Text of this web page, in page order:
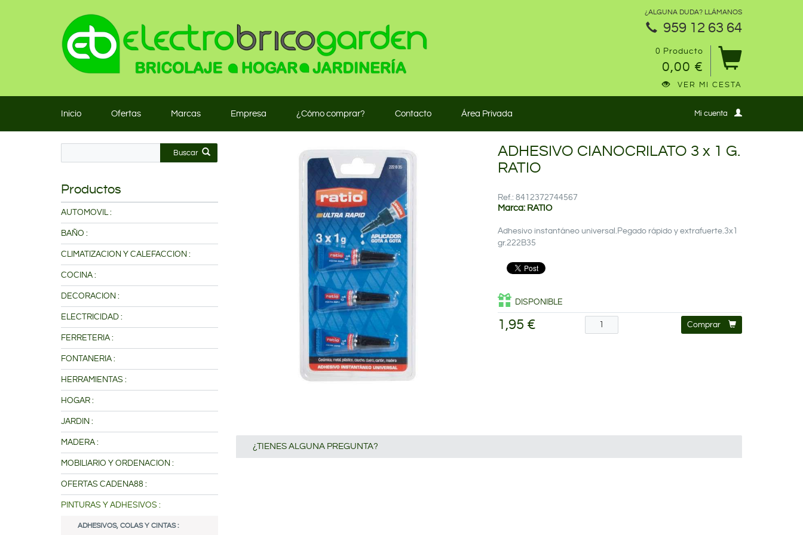
¿ALGUNA DUDA? LLÁMANOS
959 12 63 64
0 Producto
0,00 €
VER MI CESTA
Inicio Ofertas Marcas Empresa ¿Cómo comprar? Contacto Área Privada Mi cuenta
Buscar
Productos
AUTOMOVIL :
BAÑO :
CLIMATIZACION Y CALEFACCION :
COCINA :
DECORACION :
ELECTRICIDAD :
FERRETERIA :
FONTANERIA :
HERRAMIENTAS :
HOGAR :
JARDIN :
MADERA :
MOBILIARIO Y ORDENACION :
OFERTAS CADENA88 :
PINTURAS Y ADHESIVOS :
ADHESIVOS, COLAS Y CINTAS :
ADHESIVO CIANOCRILATO 3 x 1 G.
RATIO
Ref.: 8412372744567
Marca: RATIO
Adhesivo instantáneo universal.Pegado rápido y extrafuerte.3x1
gr.222B35
DISPONIBLE
1,95 € Comprar
¿TIENES ALGUNA PREGUNTA?